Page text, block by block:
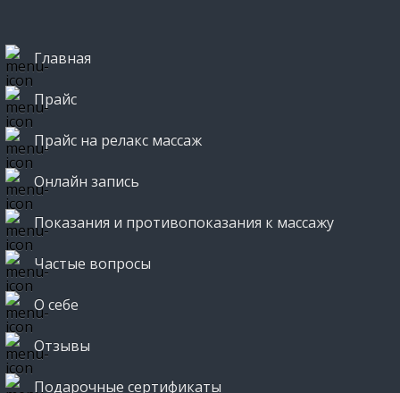
Главная
Прайс
Прайс на релакс массаж
Онлайн запись
Показания и противопоказания к массажу
Частые вопросы
О себе
Отзывы
Подарочные сертификаты